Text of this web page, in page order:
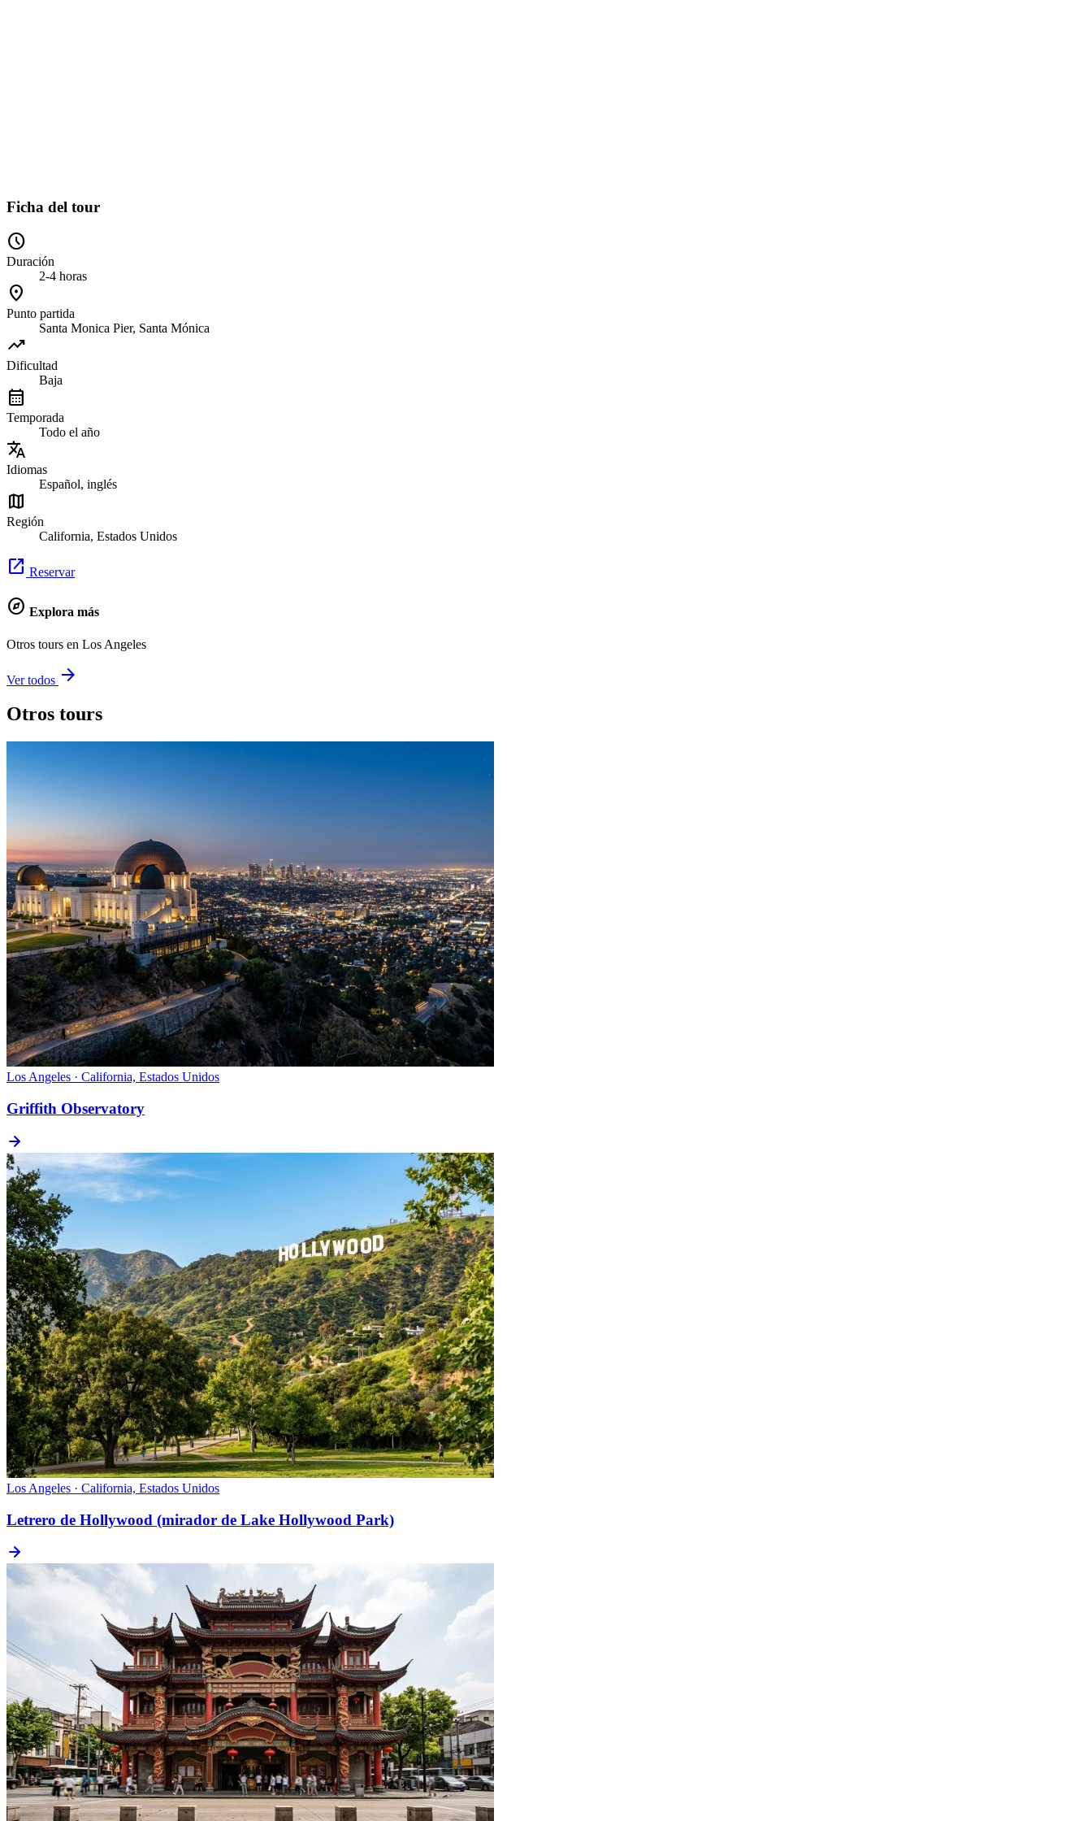
Ficha del tour
schedule
Duración
2-4 horas
location_on
Punto partida
Santa Monica Pier, Santa Mónica
trending_up
Dificultad
Baja
calendar_month
Temporada
Todo el año
translate
Idiomas
Español, inglés
map
Región
California, Estados Unidos
open_in_new Reservar
explore Explora más
Otros tours en Los Angeles
Ver todos arrow_forward
Otros tours
Los Angeles · California, Estados Unidos
Griffith Observatory
Los Angeles · California, Estados Unidos
Letrero de Hollywood (mirador de Lake Hollywood Park)